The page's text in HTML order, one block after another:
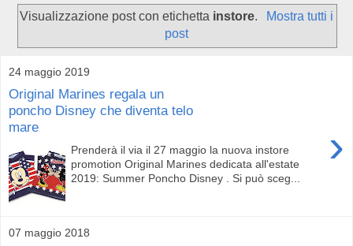
Visualizzazione post con etichetta instore.
Mostra tutti i
post
24 maggio 2019
Original Marines regala un
poncho Disney che diventa telo
mare
›
Prenderà il via il 27 maggio la nuova instore
promotion Original Marines dedicata all'estate
2019: Summer Poncho Disney . Si può sceg...
07 maggio 2018